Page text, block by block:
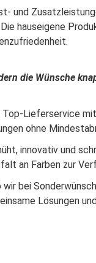
und
hauseigene
die Wünsche
Lieferservice
ohne
innovativ und
an Farben zur
bei
Lösungen